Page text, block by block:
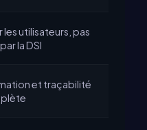
utilisateurs, pas
la DSI
et traçabilité